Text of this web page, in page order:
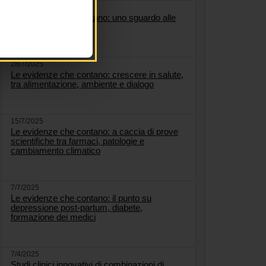
Le evidenze che contano: uno sguardo alle
28/7/2025
Le evidenze che contano: crescere in salute,
tra alimentazione, ambiente e dialogo
15/7/2025
Le evidenze che contano: a caccia di prove
scientifiche tra farmaci, patologie e
cambiamento climatico
7/7/2025
Le evidenze che contano: il punto su
depressione post-partum, diabete,
formazione dei medici
7/4/2025